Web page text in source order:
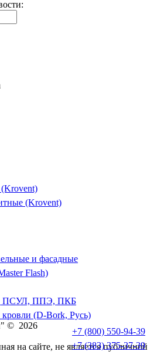
+7 (800) 550-94-39
+7 (383) 375-37-39
(Krovent)
(Krovent)
и фасадные
Flash)
ПСУЛ, ППЭ, ПКБ
(D-Bork, Русь)
© 2026
на сайте, не является публичной